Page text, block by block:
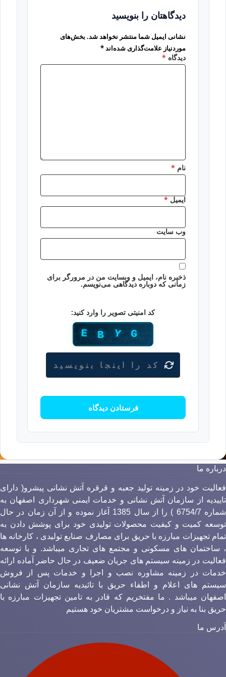
دیدگاهتان را بنویسید
نشانی ایمیل شما منتشر نخواهد شد. بخش‌های
موردنیاز علامت‌گذاری شده‌اند*
دیدگاه *
نام *
ایمیل*
وب‌ سایت
ذخیره نام، ایمیل و وبسایت من در مرورگر برای
زمانی که دوباره دیدگاهی می‌نویسم.
کد امنیتی تصویر را وارد کنید:
ما
خود در زمینه تولید جعبه و قرقره آتش نشانی پیشرو( دارای
از سازمان آتش نشانی و خدمات ایمنی شهرداری اصفهان به
شماره 6754/7 ) را از سال 1385 آغاز نموده و از آن زمان در حال
کمیت و کیفیت محصولات تولیدی خود برای پوشش دادن به
تجهیزات مبارزه با حریق برای مصارف صنایع تولیدی ، کارخانه ها
ساختمان های مسکونی و مجتمع های تجاری میباشد. و با توسعه
در زمینه سیستم های جریان ضعیف در حال حاضر آماده ارائه
در زمینه مشاوره نصب و اجرا و خدمات پس از فروش
های اعلام و اطفاء حریق با تائیدیه سازمان آتش نشانی
میباشد . ما مفتخریم که قادر به تامین تجهیزات مبارزه با
بنا به نیاز و درخواست مشتریان خود هستیم
ما